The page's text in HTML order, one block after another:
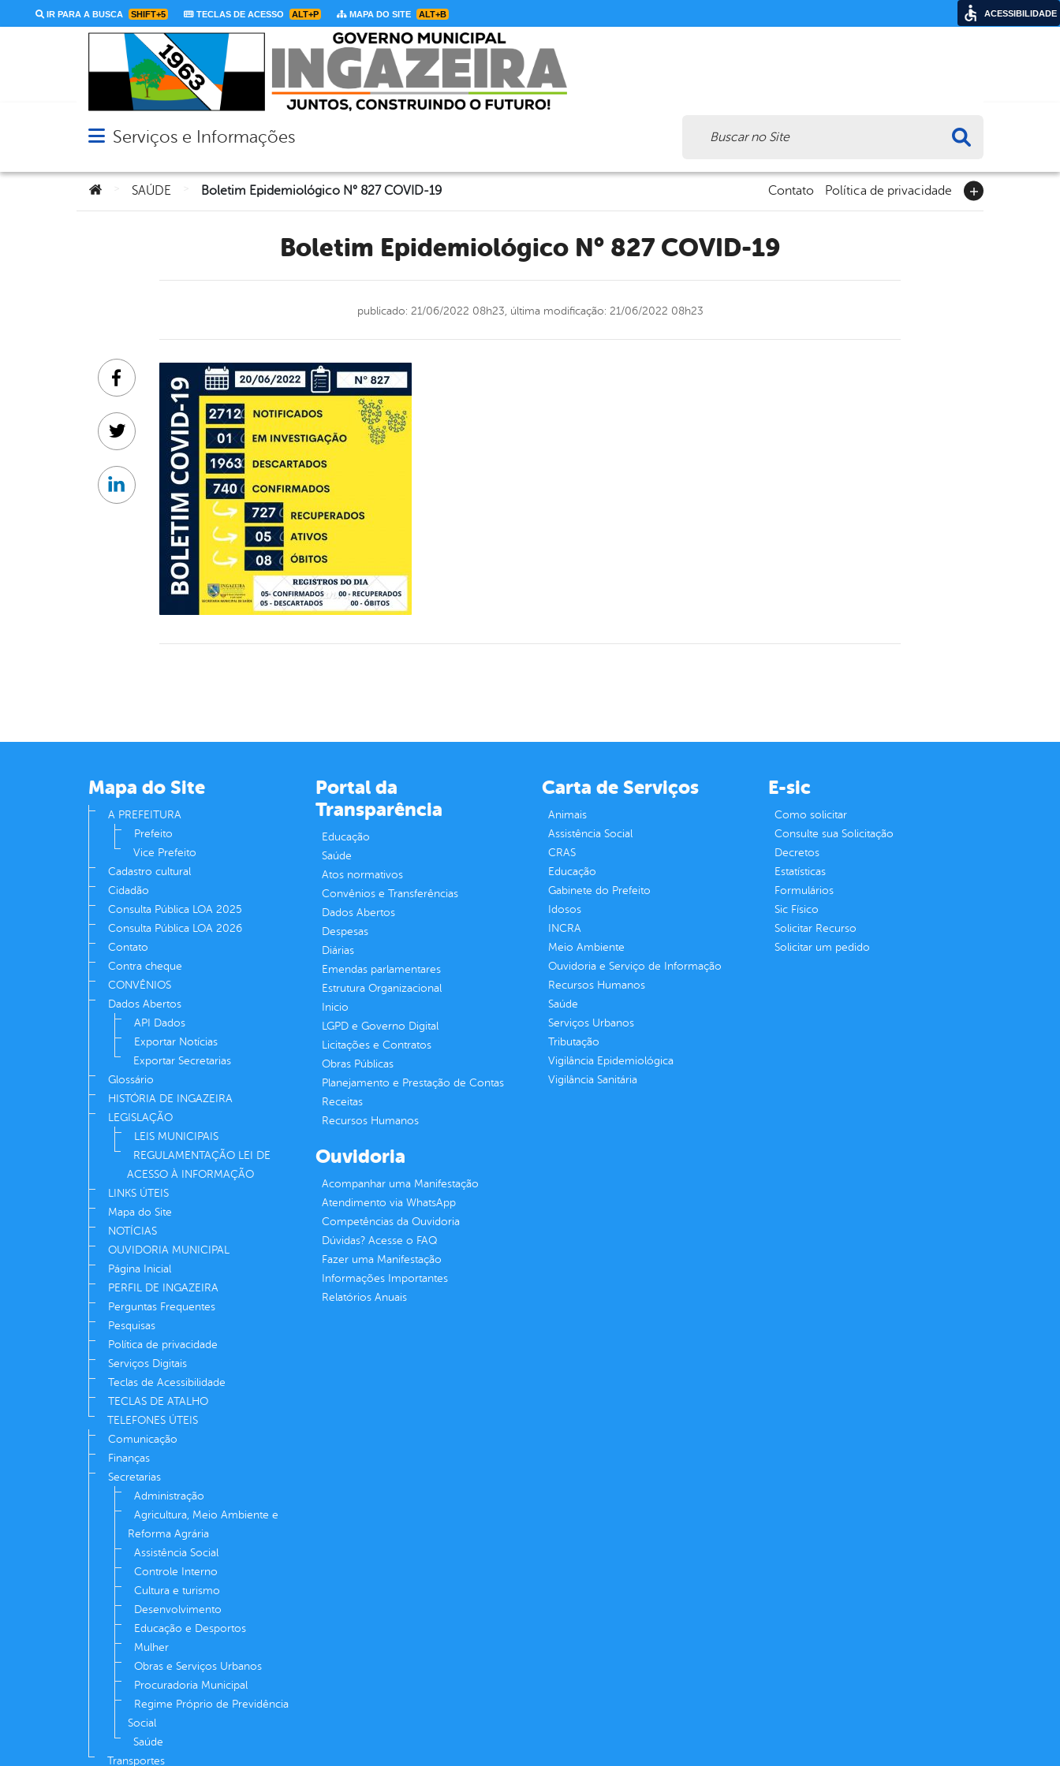
IR PARA A BUSCA SHIFT+5 TECLAS DE ACESSO ALT+P MAPA DO SITE ALT+B
Abrir menu principal de navegação
Serviços e Informações
Você está aqui:
SAÚDE Boletim Epidemiológico N° 827 COVID-19 Contato Política de privacidade
Boletim Epidemiológico N° 827 COVID-19
publicado: 21/06/2022 08h23, última modificação: 21/06/2022 08h23
Facebook
Twitter
Linkedin
Mapa do Site
A PREFEITURA
Prefeito
Vice Prefeito
Cadastro cultural
Cidadão
Consulta Pública LOA 2025
Consulta Pública LOA 2026
Contato
Contra cheque
CONVÊNIOS
Dados Abertos
API Dados
Exportar Notícias
Exportar Secretarias
Glossário
HISTÓRIA DE INGAZEIRA
LEGISLAÇÃO
LEIS MUNICIPAIS
REGULAMENTAÇÃO LEI DE
ACESSO À INFORMAÇÃO
LINKS ÚTEIS
Mapa do Site
NOTÍCIAS
OUVIDORIA MUNICIPAL
Página Inicial
PERFIL DE INGAZEIRA
Perguntas Frequentes
Pesquisas
Política de privacidade
Serviços Digitais
Teclas de Acessibilidade
TECLAS DE ATALHO
TELEFONES ÚTEIS
Comunicação
Finanças
Secretarias
Administração
Agricultura, Meio Ambiente e
Reforma Agrária
Assistência Social
Controle Interno
Cultura e turismo
Desenvolvimento
Educação e Desportos
Mulher
Obras e Serviços Urbanos
Procuradoria Municipal
Regime Próprio de Previdência
Social
Saúde
Transportes
Portal da
Transparência
Educação
Saúde
Atos normativos
Convênios e Transferências
Dados Abertos
Despesas
Diárias
Emendas parlamentares
Estrutura Organizacional
Inicio
LGPD e Governo Digital
Licitações e Contratos
Obras Públicas
Planejamento e Prestação de Contas
Receitas
Recursos Humanos
Carta de Serviços
Animais
Assistência Social
CRAS
Educação
Gabinete do Prefeito
Idosos
INCRA
Meio Ambiente
Ouvidoria e Serviço de Informação
Recursos Humanos
Saúde
Serviços Urbanos
Tributação
Vigilância Epidemiológica
Vigilância Sanitária
E-sic
Como solicitar
Consulte sua Solicitação
Decretos
Estatísticas
Formulários
Sic Físico
Solicitar Recurso
Solicitar um pedido
Ouvidoria
Acompanhar uma Manifestação
Atendimento via WhatsApp
Competências da Ouvidoria
Dúvidas? Acesse o FAQ
Fazer uma Manifestação
Informações Importantes
Relatórios Anuais
ACESSIBILIDADE